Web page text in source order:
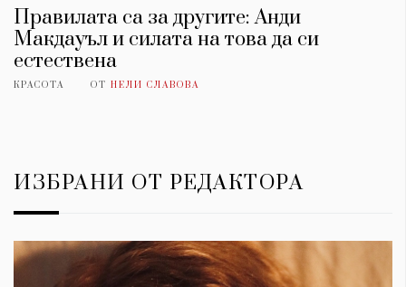
Правилата са за другите: Анди
Макдауъл и силата на това да си
естествена
КРАСОТА ОТ НЕЛИ СЛАВОВА
ИЗБРАНИ ОТ РЕДАКТОРА